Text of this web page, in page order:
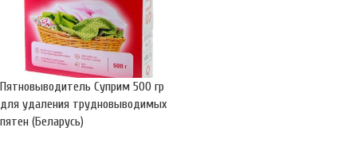
Пятновыводитель Суприм 500 гр
для удаления трудновыводимых
пятен (Беларусь)